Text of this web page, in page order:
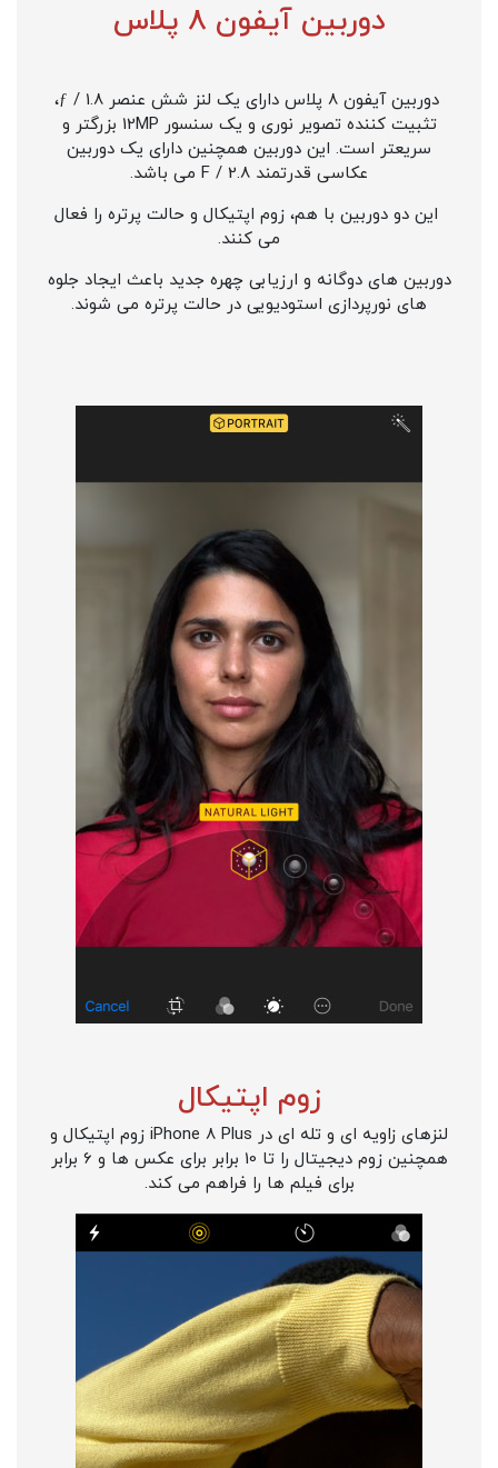
دوربین آیفون 8 پلاس
دوربین آیفون 8 پلاس دارای یک لنز شش عنصر ƒ / 1.8،
تثبیت کننده تصویر نوری و یک سنسور 12MP بزرگتر و
سریعتر است. این دوربین همچنین دارای یک دوربین
عکاسی قدرتمند F / 2.8 می باشد.
این دو دوربین با هم، زوم اپتیکال و حالت پرتره را فعال
می کنند.
دوربین های دوگانه و ارزیابی چهره جدید باعث ایجاد جلوه
های نورپردازی استودیویی در حالت پرتره می شوند.
زوم اپتیکال
لنزهای زاویه ای و تله ای در iPhone 8 Plus زوم اپتیکال و
همچنین زوم دیجیتال را تا 10 برابر برای عکس ها و 6 برابر
برای فیلم ها را فراهم می کند.